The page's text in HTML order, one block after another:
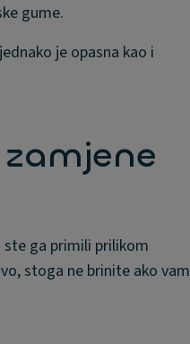
gume.
je opasna kao i
ste ga primili prilikom
stoga ne brinite ako vam